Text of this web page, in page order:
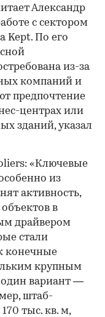
Александр
с сектором
Kept. По его
из-за
компаний и
предпочтение
центрах или
зданий, указал
«Ключевые
из
активность,
в
драйвером
стали
конечные
крупным
вариант —
штаб-
тыс. кв. м,